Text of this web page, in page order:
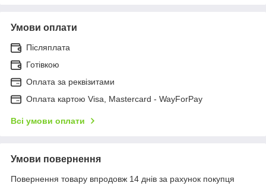
Умови оплати
Післяплата
Готівкою
Оплата за реквізитами
Оплата картою Visa, Mastercard - WayForPay
Всі умови оплати
Умови повернення
Повернення товару впродовж 14 днів за рахунок покупця